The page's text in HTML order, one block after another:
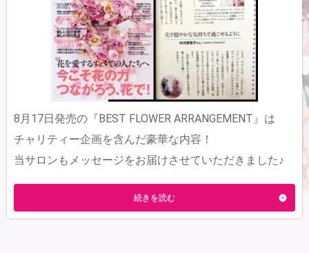
8月17日発売の『BEST FLOWER ARRANGEMENT』は
チャリティー企画を含んだ豪華な内容！
当サロンもメッセージをお届けさせていただきました♪
続きを読む